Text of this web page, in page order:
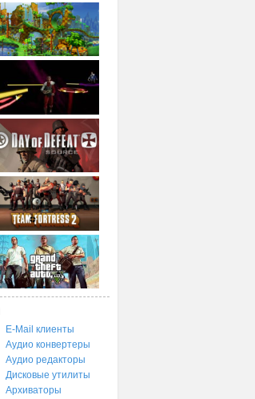
E-Mail клиенты
Аудио конвертеры
Аудио редакторы
Дисковые утилиты
Архиваторы